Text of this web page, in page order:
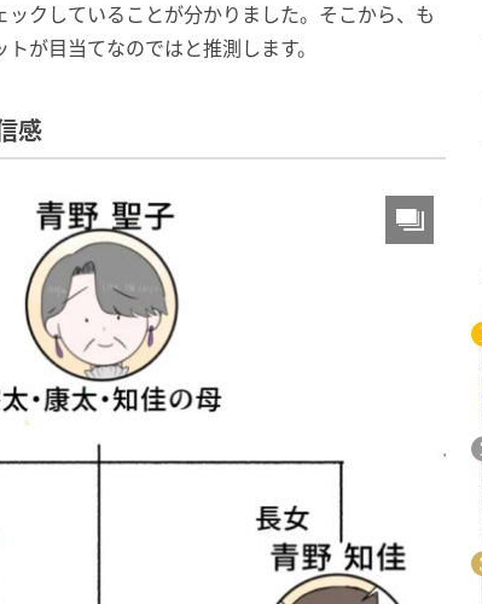
クしていることが分かりました。そこから、も
が目当てなのではと推測します。
感